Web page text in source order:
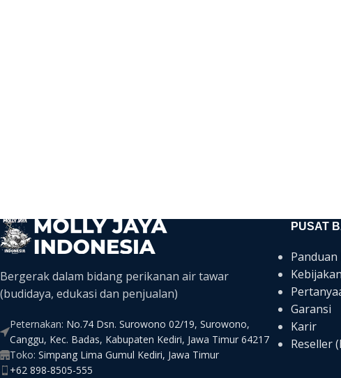
Bergerak dalam bidang perikanan air tawar
(budidaya, edukasi dan penjualan)
Peternakan: No.74 Dsn. Surowono 02/19, Surowono,
Canggu, Kec. Badas, Kabupaten Kediri, Jawa Timur 64217
Toko: Simpang Lima Gumul Kediri, Jawa Timur
+62 898-8505-555
PUSAT
Panduan
Garansi
Karir
Reseller